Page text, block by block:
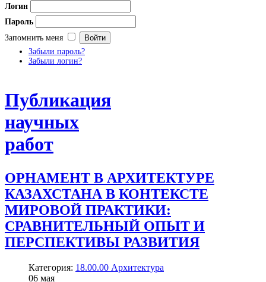
Логин
Пароль
Запомнить меня
Забыли пароль?
Забыли логин?
Публикация
научных
работ
ОРНАМЕНТ В АРХИТЕКТУРЕ
КАЗАХСТАНА В КОНТЕКСТЕ
МИРОВОЙ ПРАКТИКИ:
СРАВНИТЕЛЬНЫЙ ОПЫТ И
ПЕРСПЕКТИВЫ РАЗВИТИЯ
Категория: 18.00.00 Архитектура
06 мая